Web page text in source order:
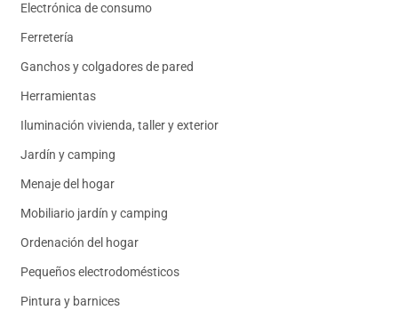
Electrónica de consumo
Ferretería
Ganchos y colgadores de pared
Herramientas
Iluminación vivienda, taller y exterior
Jardín y camping
Menaje del hogar
Mobiliario jardín y camping
Ordenación del hogar
Pequeños electrodomésticos
Pintura y barnices